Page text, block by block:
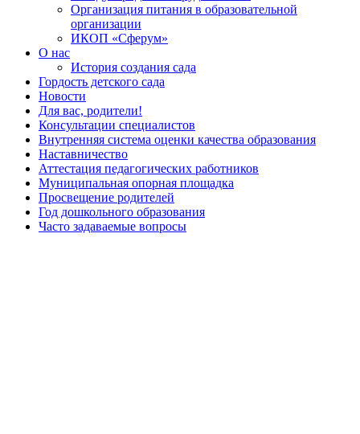
Организация питания в образовательной
организации
ИКОП «Сферум»
О нас
История создания сада
Гордость детского сада
Новости
Для вас, родители!
Консультации специалистов
Внутренняя система оценки качества образования
Наставничество
Аттестация педагогических работников
Муниципальная опорная площадка
Просвещение родителей
Год дошкольного образования
Часто задаваемые вопросы